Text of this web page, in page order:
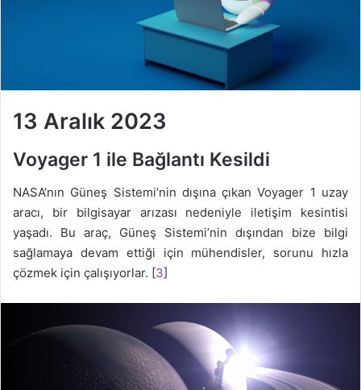
13 Aralık 2023
Voyager 1 ile Bağlantı Kesildi
NASA’nın Güneş Sistemi’nin dışına çıkan Voyager 1 uzay
aracı, bir bilgisayar arızası nedeniyle iletişim kesintisi
yaşadı. Bu araç, Güneş Sistemi’nin dışından bize bilgi
sağlamaya devam ettiği için mühendisler, sorunu hızla
çözmek için çalışıyorlar. [3]